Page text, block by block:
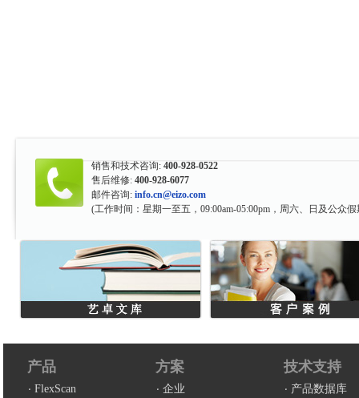
销售和技术咨询: 400-928-0522
售后维修: 400-928-6077
邮件咨询: info.cn@eizo.com
(工作时间：星期一至五，09:00am-05:00pm，周六、日及公众
产品
FlexScan
方案
企业
技术支持
产品数据库